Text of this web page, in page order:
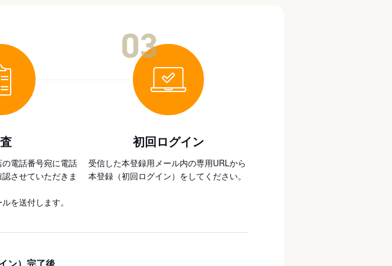
電話番号宛に電話
させていただきま
を送付します。
初回ログイン
受信した本登録用メール内の専用URLから
本登録（初回ログイン）をしてください。